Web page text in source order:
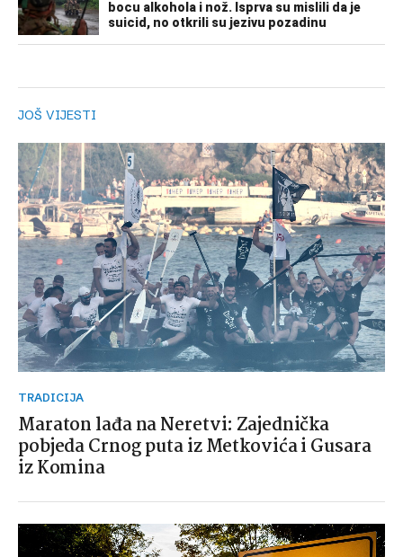
JOŠ VIJESTI
TRADICIJA
Maraton lađa na Neretvi: Zajednička
pobjeda Crnog puta iz Metkovića i Gusara
iz Komina